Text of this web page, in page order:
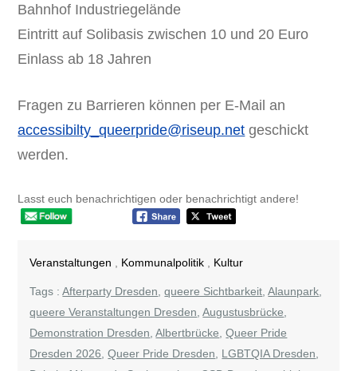
Bahnhof Industriegelände
Eintritt auf Solibasis zwischen 10 und 20 Euro
Einlass ab 18 Jahren
Fragen zu Barrieren können per E-Mail an
accessibilty_queerpride@riseup.net geschickt
werden.
Lasst euch benachrichtigen oder benachrichtigt andere!
Veranstaltungen , Kommunalpolitik , Kultur
Tags :Afterparty Dresden,queere Sichtbarkeit,Alaunpark,
queere Veranstaltungen Dresden,Augustusbrücke,
Demonstration Dresden,Albertbrücke,Queer Pride
Dresden 2026,Queer Pride Dresden, LGBTQIA Dresden,